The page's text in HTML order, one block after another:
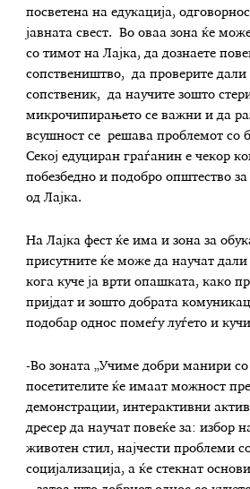
посветена на едукација,
јавната свест. Во оваа зона ќе
со тимот на Лајка, да дознаете
сопствеништво, да проверите дали
сопственик, да научите зошто
микрочипирањето се важни и да
всушност се решава проблемот со
Секој едуциран граѓанин е чекор
побезбедно и подобро општество за
од Лајка.
На Лајка фест ќе има и зона за
присутните ќе може да научат
кога куче ја врти опашката, како
пријдат и зошто добрата
подобар однос помеѓу луѓето и
-Во зоната „Учиме добри манири со
посетителите ќе имаат можност
демонстрации, интерактивни
дресер да научат повеќе за: избор
животен стил, најчести проблеми
социјализација, а ќе стекнат